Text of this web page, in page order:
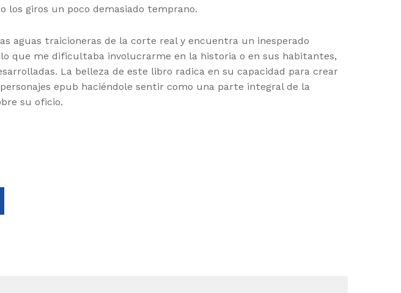
los giros un poco demasiado temprano.
aguas traicioneras de la corte real y encuentra un inesperado
que me dificultaba involucrarme en la historia o en sus habitantes,
La belleza de este libro radica en su capacidad para crear
epub haciéndole sentir como una parte integral de la
su oficio.